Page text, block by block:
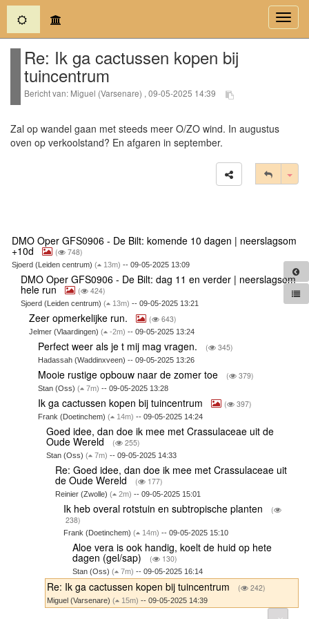
(current)
Re: Ik ga cactussen kopen bij
tuincentrum
Bericht van: Miguel (Varsenare) , 09-05-2025 14:39
Zal op wandel gaan met steeds meer O/ZO wind. In augustus
oven op verkoolstand? En afgaren in september.
DMO Oper GFS0906 - De Bilt: komende 10 dagen | neerslagsom
+10d ( 748)
Sjoerd (Leiden centrum) ( 13m) -- 09-05-2025 13:09
DMO Oper GFS0906 - De Bilt: dag 11 en verder | neerslagsom
hele run ( 424)
Sjoerd (Leiden centrum) ( 13m) -- 09-05-2025 13:21
Zeer opmerkelijke run. ( 643)
Jelmer (Vlaardingen)( -2m) -- 09-05-2025 13:24
Perfect weer als je t mij mag vragen. ( 345)
Hadassah (Waddinxveen) -- 09-05-2025 13:26
Mooie rustige opbouw naar de zomer toe ( 379)
Stan (Oss) ( 7m) -- 09-05-2025 13:28
Ik ga cactussen kopen bij tuincentrum ( 397)
Frank (Doetinchem) ( 14m) -- 09-05-2025 14:24
Goed idee, dan doe ik mee met Crassulaceae uit de
Oude Wereld ( 255)
Stan (Oss)( 7m) -- 09-05-2025 14:33
Re: Goed idee, dan doe ik mee met Crassulaceae uit
de Oude Wereld ( 177)
Reinier (Zwolle) ( 2m) -- 09-05-2025 15:01
Ik heb overal rotstuin en subtropische planten
(
238)
Frank (Doetinchem)( 14m) -- 09-05-2025 15:10
Aloe vera is ook handig, koelt de huid op hete
dagen (gel/sap) ( 130)
Stan (Oss) ( 7m) -- 09-05-2025 16:14
Re: Ik ga cactussen kopen bij tuincentrum ( 242)
Miguel (Varsenare)( 15m) -- 09-05-2025 14:39